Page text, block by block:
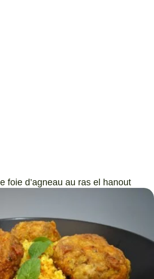
foie d’agneau au ras el hanout